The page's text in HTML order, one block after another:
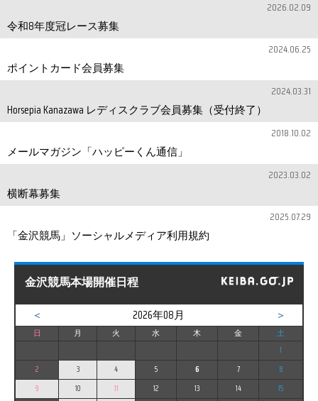
令和8年度冠レース募集
2026.02.09
ポイントカード会員募集
2024.06.25
Horsepia Kanazawa レディスクラブ会員募集（受付終了）
2024.03.31
メールマガジン「ハッピーくん通信」
2018.10.02
横断幕募集
2023.03.02
「金沢競馬」ソーシャルメディア利用規約
2025.07.29
金沢競馬本場開催日程
＜ 2026年08月 ＞
日 月 火 水 木 金
土
1
2
3 4 5 6 7
8
9
10 11 12 13 14 15